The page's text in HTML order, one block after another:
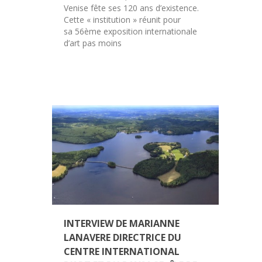
Venise fête ses 120 ans d’existence.
Cette « institution » réunit pour
sa 56ème exposition internationale
d’art pas moins
INTERVIEW DE MARIANNE
LANAVERE DIRECTRICE DU
CENTRE INTERNATIONAL